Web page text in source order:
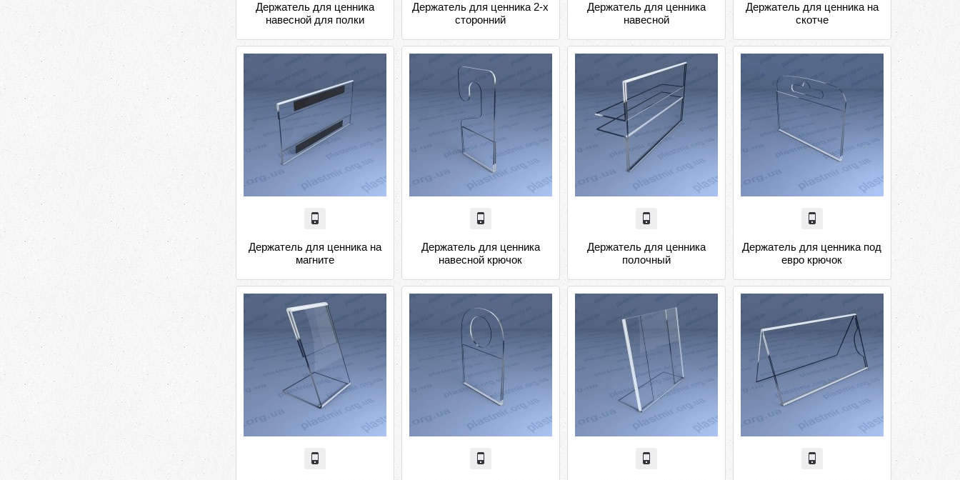
Держатель для ценника
навесной для полки
Держатель для ценника 2-х
сторонний
Держатель для ценника
навесной
Держатель для ценника на
скотче
Держатель для ценника на
магните
Держатель для ценника
навесной крючок
Держатель для ценника
полочный
Держатель для ценника под
евро крючок